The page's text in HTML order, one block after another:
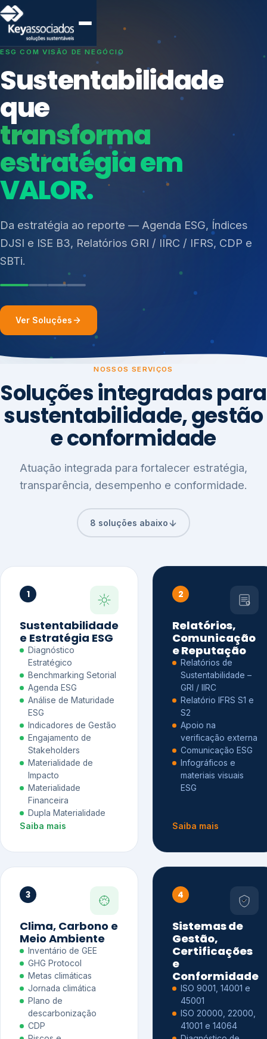
SISTEMAS DE GESTÃO OTIMIZADOS E INTEGRADOS
Conformidade que
protege seu
negócio.
Consultoria, auditoria e treinamentos em ISO 27001,
ISO 27701, ISO 42001, ISO 37001, ISO 9001, ISO
resíduos sólidos (PGRS/PMGRS).
Índices de Mercado
Mudanças Climáticas
Reputação e Cadeia
Reporte Regulatório
Ver Soluções
NOSSOS SERVIÇOS
Soluções integradas para
sustentabilidade, gestão
e conformidade
Atuação integrada para fortalecer estratégia,
transparência, desempenho e conformidade.
8 soluções abaixo
1
Sustentabilidade
e Estratégia ESG
Diagnóstico
Estratégico
Benchmarking Setorial
Agenda ESG
Análise de Maturidade
ESG
Indicadores de Gestão
Engajamento de
Stakeholders
Materialidade de
Impacto
Materialidade
Financeira
Dupla Materialidade
Saiba mais
2
Relatórios,
Comunicação
e Reputação
Relatórios de
Sustentabilidade –
GRI / IIRC
Relatório IFRS S1 e
S2
Apoio na
verificação externa
Comunicação ESG
Infográficos e
materiais visuais
ESG
Saiba mais
3
Clima, Carbono e
Meio Ambiente
Inventário de GEE
GHG Protocol
Metas climáticas
Jornada climática
Plano de
descarbonização
CDP
4
Sistemas de
Gestão,
Certificações
e
Conformidade
ISO 9001, 14001 e
45001
ISO 20000, 22000,
41001 e 14064